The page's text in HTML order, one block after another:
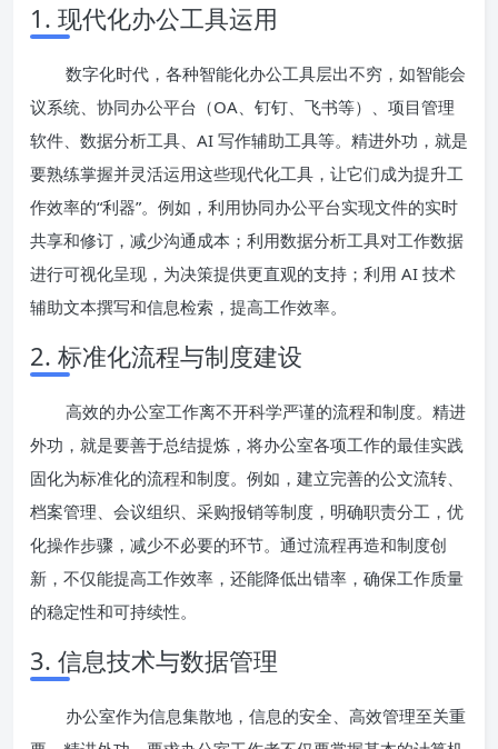
1. 现代化办公工具运用
数字化时代，各种智能化办公工具层出不穷，如智能会
议系统、协同办公平台（OA、钉钉、飞书等）、项目管理
软件、数据分析工具、AI 写作辅助工具等。精进外功，就是
要熟练掌握并灵活运用这些现代化工具，让它们成为提升工
作效率的“利器”。例如，利用协同办公平台实现文件的实时
共享和修订，减少沟通成本；利用数据分析工具对工作数据
进行可视化呈现，为决策提供更直观的支持；利用 AI 技术
辅助文本撰写和信息检索，提高工作效率。
2. 标准化流程与制度建设
高效的办公室工作离不开科学严谨的流程和制度。精进
外功，就是要善于总结提炼，将办公室各项工作的最佳实践
固化为标准化的流程和制度。例如，建立完善的公文流转、
档案管理、会议组织、采购报销等制度，明确职责分工，优
化操作步骤，减少不必要的环节。通过流程再造和制度创
新，不仅能提高工作效率，还能降低出错率，确保工作质量
的稳定性和可持续性。
3. 信息技术与数据管理
办公室作为信息集散地，信息的安全、高效管理至关重